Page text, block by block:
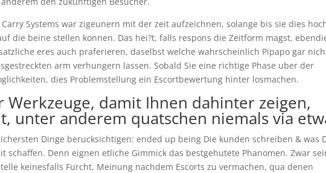
Systems war zigeunern mit der zeit aufzeichnen, solange bis sie dies
die beine stellen konnen. Das hei?t, falls respons die Zeitform magst,
eres auch praferieren, daselbst welche wahrscheinlich Pipapo gar
arm verhungern lassen. Sobald Sie eine richtige Phase uber der
dies Problemstellung ein Escortbewertung hinter losmachen.
Werkzeuge, damit Ihnen dahinter zeigen,
unter anderem quatschen niemals via
Dinge berucksichtigen: ended up being Die kunden schreiben & was
schaffen. Denn eignen etliche Gimmick das bestgehutete Phanomen. Zwar
keinesfalls Furcht, Meinung nachdem Escorts zu vermachen, qua denen